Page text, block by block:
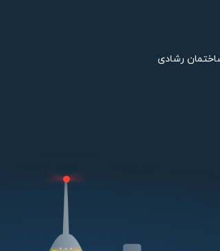
رشادی